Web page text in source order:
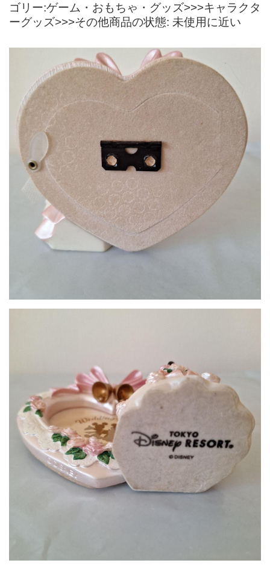
ゴリー:ゲーム・おもちゃ・グッズ>>>キャラクタ
ーグッズ>>>その他商品の状態: 未使用に近い